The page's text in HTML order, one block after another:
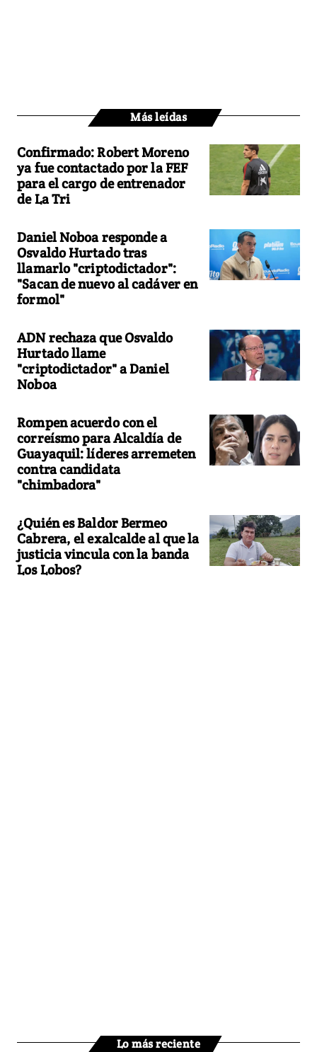
Más leídas
Confirmado: Robert Moreno
ya fue contactado por la FEF
para el cargo de entrenador
de La Tri
Daniel Noboa responde a
Osvaldo Hurtado tras
llamarlo "criptodictador":
"Sacan de nuevo al cadáver en
formol"
ADN rechaza que Osvaldo
Hurtado llame
"criptodictador" a Daniel
Noboa
Rompen acuerdo con el
correísmo para Alcaldía de
Guayaquil: líderes arremeten
contra candidata
"chimbadora"
¿Quién es Baldor Bermeo
Cabrera, el exalcalde al que la
justicia vincula con la banda
Los Lobos?
Lo más reciente